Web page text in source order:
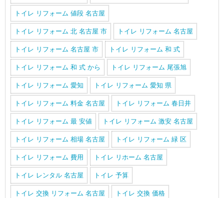
トイレ リフォーム 値段 名古屋
トイレ リフォーム 北 名古屋 市 トイレ リフォーム 名古屋
トイレ リフォーム 名古屋 市 トイレ リフォーム 和 式
トイレ リフォーム 和 式 から トイレ リフォーム 尾張旭
トイレ リフォーム 愛知 トイレ リフォーム 愛知 県
トイレ リフォーム 料金 名古屋 トイレ リフォーム 春日井
トイレ リフォーム 最 安値 トイレ リフォーム 激安 名古屋
トイレ リフォーム 相場 名古屋 トイレ リフォーム 緑 区
トイレ リフォーム 費用 トイレ リホーム 名古屋
トイレ レンタル 名古屋 トイレ 予算
トイレ 交換 リフォーム 名古屋 トイレ 交換 価格